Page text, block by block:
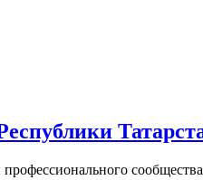
сообщества